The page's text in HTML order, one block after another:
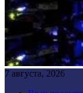
7 августа, 2026